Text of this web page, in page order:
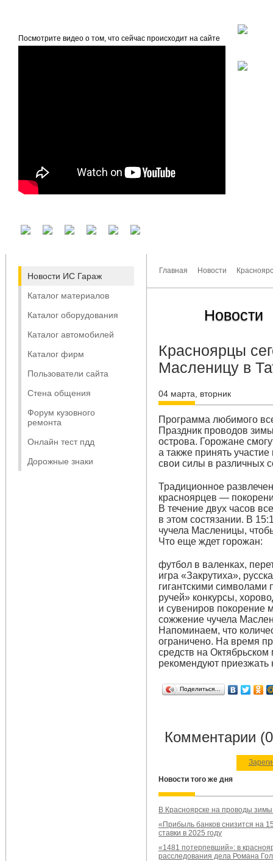
Посмотрите видео о том, что сейчас происходит на сайте
Новости ИС Гараж
Каталог материалов
Каталог оборудования
Каталог автомобилей
Каталог фирм
Пользователи сайта
Стена общения
Форум кузовного
ремонта
Онлайн тест пдд
Дорожные знаки
Главная Новости
Новости
Красноярцы
Масленицу в
04 марта, вторник
Программа любимого
Праздник проводов
острова. Горожане
а также принять
свои силы в различных
Традиционное
красноярцев —
В течение двух часов
в этом состязании. В
чучела Масленицы,
Что еще ждет горожан:
футбол в валенках,
игра «Закрутиха»,
гигантскими
ручей» конкурсы,
и сувениров покорение
сожжение чучела
Напоминаем, что
ограничено. На время
средств на
рекомендуют приезжать
Поделиться…
Комментарии
Новости того же дня
В Красноярске на проводы
«Прибыль банков снизится на
ставки в 2025 году
«1481 потерпевший»: в
расследования дела Романа